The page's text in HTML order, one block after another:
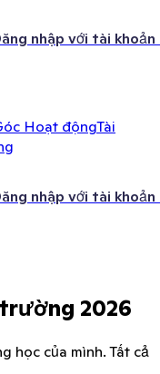
nhập với tài khoản
Hoạt độngTài
nhập với tài khoản
2026
học của mình. Tất cả